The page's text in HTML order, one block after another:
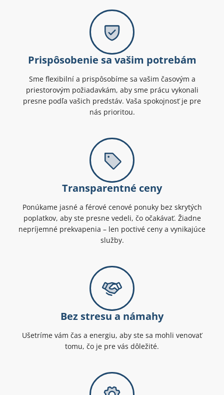
Prispôsobenie sa vašim potrebám
Sme flexibilní a prispôsobíme sa vašim časovým a
priestorovým požiadavkám, aby sme prácu vykonali
presne podľa vašich predstáv. Vaša spokojnosť je pre
nás prioritou.
Transparentné ceny
Ponúkame jasné a férové cenové ponuky bez skrytých
poplatkov, aby ste presne vedeli, čo očakávať. Žiadne
nepríjemné prekvapenia – len poctivé ceny a vynikajúce
služby.
Bez stresu a námahy
Ušetríme vám čas a energiu, aby ste sa mohli venovať
tomu, čo je pre vás dôležité.